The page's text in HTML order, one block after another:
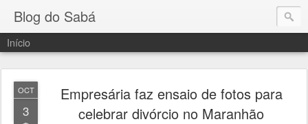
Blog do Sabá
Início
OCT
3
Empresária faz ensaio de fotos para
celebrar divórcio no Maranhão